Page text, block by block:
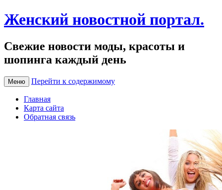
Женский новостной портал.
Свежие новости моды, красоты и
шопинга каждый день
Меню Перейти к содержимому
Главная
Карта сайта
Обратная связь